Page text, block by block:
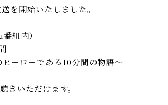
を開始いたしました。
組内）
ーローである10分間の物語～
いただけます。